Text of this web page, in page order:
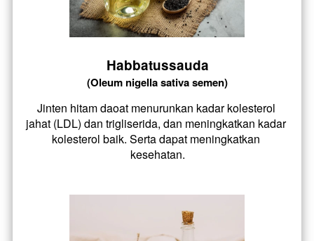
Habbatussauda
(Oleum nigella sativa semen)
Jinten hitam daoat menurunkan kadar kolesterol
jahat (LDL) dan trigliserida, dan meningkatkan kadar
kolesterol baik. Serta dapat meningkatkan
kesehatan.